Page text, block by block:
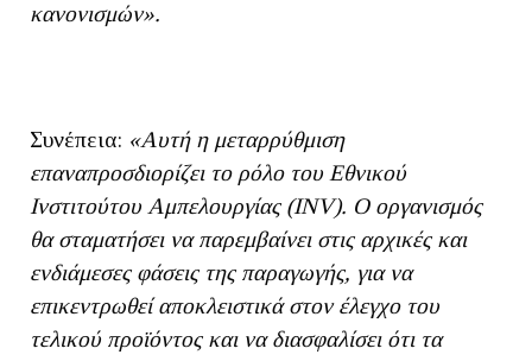
κανονισμών».
Συνέπεια: «Αυτή η μεταρρύθμιση
επαναπροσδιορίζει το ρόλο του Εθνικού
Ινστιτούτου Αμπελουργίας (INV). Ο οργανισμός
θα σταματήσει να παρεμβαίνει στις αρχικές και
ενδιάμεσες φάσεις της παραγωγής, για να
επικεντρωθεί αποκλειστικά στον έλεγχο του
τελικού προϊόντος και να διασφαλίσει ότι τα